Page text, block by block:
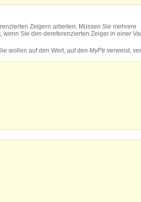
Zeigern arbeiten. Müssen Sie mehrere
Sie den dereferenzierten Zeiger in einer
wollen auf den Wert, auf den MyPtrverweist,